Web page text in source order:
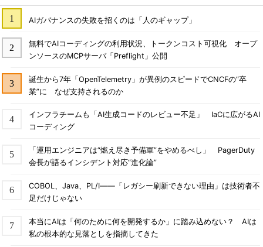
AIガバナンスの失敗を招くのは「人のギャップ」
無料でAIコーディングの利用状況、トークンコスト可視化 オープ
ンソースのMCPサーバ「Preflight」公開
誕生から7年「OpenTelemetry」が異例のスピードでCNCFの“卒
業”に なぜ支持されるのか
インフラチームも「AI生成コードのレビュー不足」 IaCに広がるAI
コーディング
「運用エンジニアは“燃え尽き予備軍”をやめるべし」 PagerDuty
会長が語るインシデント対応“進化論”
COBOL、Java、PL/I――「レガシー刷新できない理由」は技術者不
足だけじゃない
本当にAIは「何のために何を開発するか」に踏み込めない？ AIは
私の根本的な見落としを指摘してきた